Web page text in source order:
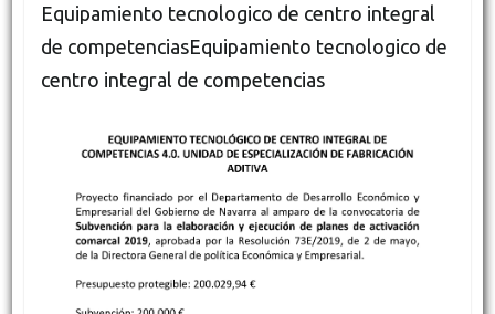
Equipamiento tecnologico de centro integral
de competenciasEquipamiento tecnologico de
centro integral de competencias